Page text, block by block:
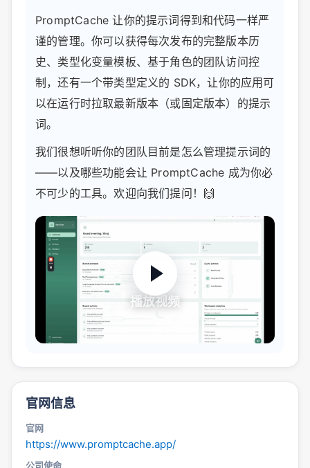
PromptCache 让你的提示词得到和代码一样严
谨的管理。你可以获得每次发布的完整版本历
史、类型化变量模板、基于角色的团队访问控
制，还有一个带类型定义的 SDK，让你的应用可
以在运行时拉取最新版本（或固定版本）的提示
词。
我们很想听听你的团队目前是怎么管理提示词的
——以及哪些功能会让 PromptCache 成为你必
不可少的工具。欢迎向我们提问！🙌
播放视频
官网信息
官网
https://www.promptcache.app/
公司使命